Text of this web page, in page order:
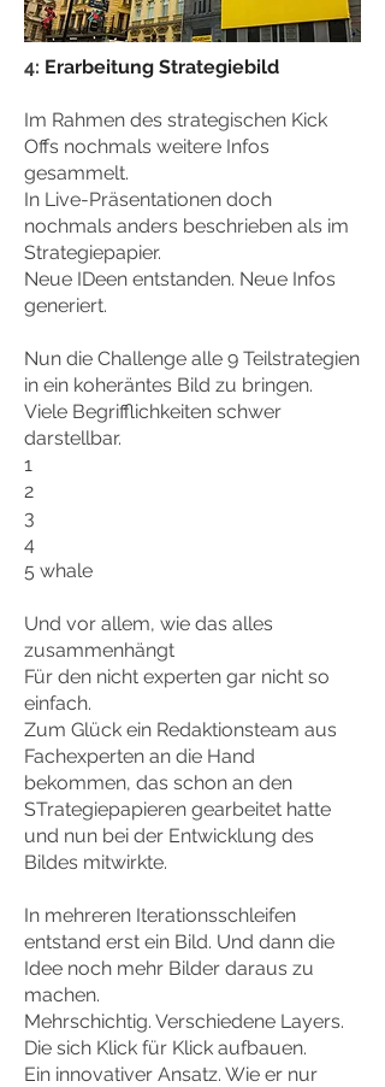
4: Erarbeitung Strategiebild
Im Rahmen des strategischen Kick
Offs nochmals weitere Infos
gesammelt.
In Live-Präsentationen doch
nochmals anders beschrieben als im
Strategiepapier.
Neue IDeen entstanden. Neue Infos
generiert.
Nun die Challenge alle 9 Teilstrategien
in ein koheräntes Bild zu bringen.
Viele Begrifflichkeiten schwer
darstellbar.
1
2
3
4
5 whale
Und vor allem, wie das alles
zusammenhängt
Für den nicht experten gar nicht so
einfach.
Zum Glück ein Redaktionsteam aus
Fachexperten an die Hand
bekommen, das schon an den
STrategiepapieren gearbeitet hatte
und nun bei der Entwicklung des
Bildes mitwirkte.
In mehreren Iterationsschleifen
entstand erst ein Bild. Und dann die
Idee noch mehr Bilder daraus zu
machen.
Mehrschichtig. Verschiedene Layers.
Die sich Klick für Klick aufbauen.
Ein innovativer Ansatz. Wie er nur